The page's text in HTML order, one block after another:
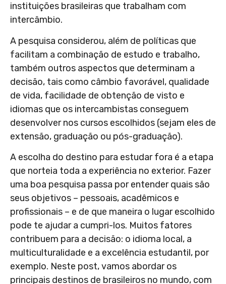
instituições brasileiras que trabalham com
intercâmbio.
A pesquisa considerou, além de políticas que
facilitam a combinação de estudo e trabalho,
também outros aspectos que determinam a
decisão, tais como câmbio favorável, qualidade
de vida, facilidade de obtenção de visto e
idiomas que os intercambistas conseguem
desenvolver nos cursos escolhidos (sejam eles de
extensão, graduação ou pós-graduação).
A escolha do destino para estudar fora é a etapa
que norteia toda a experiência no exterior. Fazer
uma boa pesquisa passa por entender quais são
seus objetivos – pessoais, acadêmicos e
profissionais – e de que maneira o lugar escolhido
pode te ajudar a cumpri-los. Muitos fatores
contribuem para a decisão: o idioma local, a
multiculturalidade e a excelência estudantil, por
exemplo. Neste post, vamos abordar os
principais destinos de brasileiros no mundo, com